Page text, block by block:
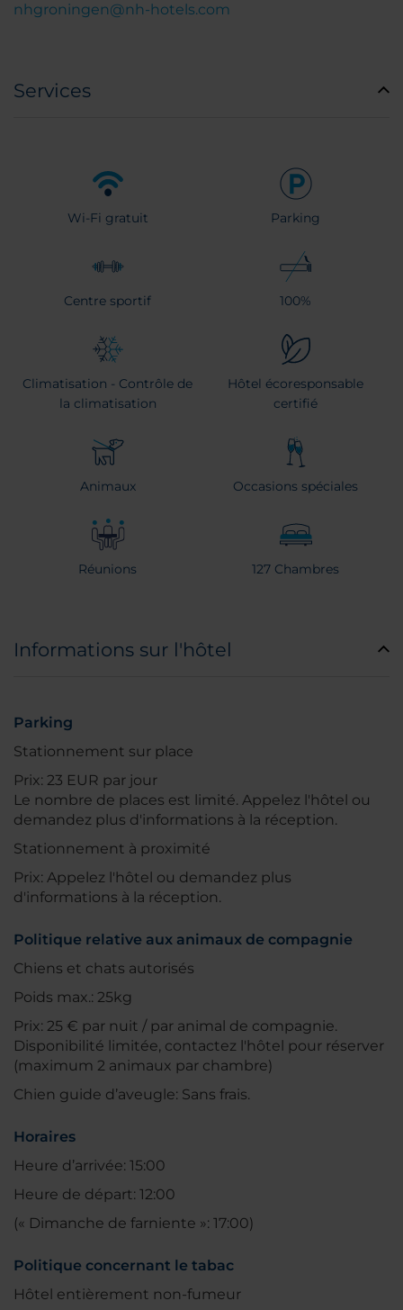
nhgroningen@nh-hotels.com
Services
Wi-Fi gratuit Parking
Centre sportif 100%
Climatisation - Contrôle de
la climatisation
Hôtel écoresponsable
certifié
Animaux Occasions spéciales
Réunions 127 Chambres
Informations sur l'hôtel
Parking
Stationnement sur place
Prix: 23 EUR par jour
Le nombre de places est limité. Appelez l'hôtel ou
demandez plus d'informations à la réception.
Stationnement à proximité
Prix: Appelez l'hôtel ou demandez plus
d'informations à la réception.
Politique relative aux animaux de compagnie
Chiens et chats autorisés
Poids max.: 25kg
Prix: 25 € par nuit / par animal de compagnie.
Disponibilité limitée, contactez l'hôtel pour réserver
(maximum 2 animaux par chambre)
Chien guide d’aveugle: Sans frais.
Horaires
Heure d’arrivée: 15:00
Heure de départ: 12:00
(« Dimanche de farniente »: 17:00)
Politique concernant le tabac
Hôtel entièrement non-fumeur